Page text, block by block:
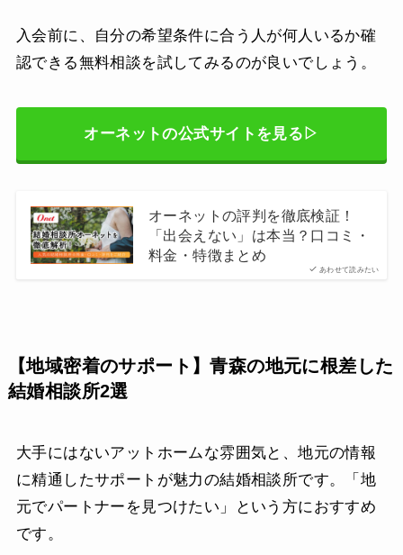
入会前に、自分の希望条件に合う人が何人いるか確
認できる無料相談を試してみるのが良いでしょう。
オーネットの公式サイトを見る▷
あわせて読みたい
オーネットの評判を徹底検証！
「出会えない」は本当？口コミ・
料金・特徴まとめ
【地域密着のサポート】青森の地元に根差した
結婚相談所2選
大手にはないアットホームな雰囲気と、地元の情報
に精通したサポートが魅力の結婚相談所です。「地
元でパートナーを見つけたい」という方におすすめ
です。